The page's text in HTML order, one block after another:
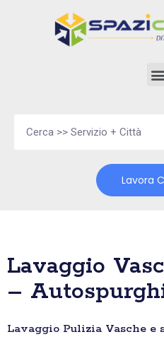
Lavora
Lavaggio
–
Lavaggio Pulizia Vasche e